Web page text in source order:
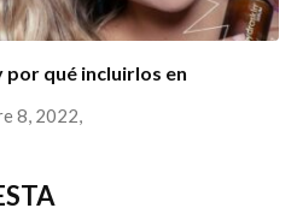
qué incluirlos en
8, 2022,